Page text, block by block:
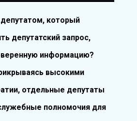
который
депутатский запрос,
информацию?
высокими
отдельные депутаты
полномочия для